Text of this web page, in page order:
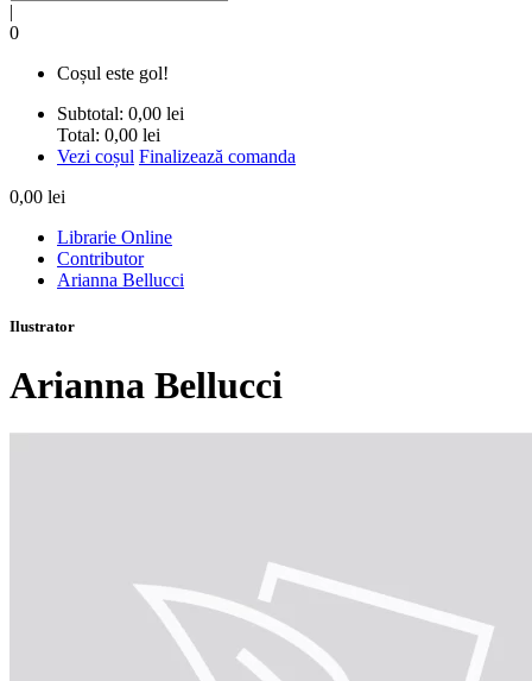
|
0
Coșul este gol!
Subtotal: 0,00 lei
Total: 0,00 lei
Vezi coșul Finalizează comanda
0,00 lei
Librarie Online
Contributor
Arianna Bellucci
Ilustrator
Arianna Bellucci